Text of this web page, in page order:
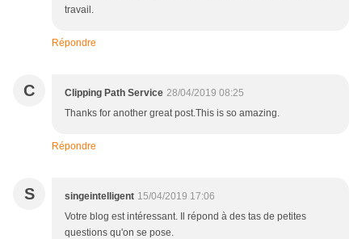
travail.
Répondre
C Clipping Path Service 28/04/2019 08:25
Thanks for another great post.This is so amazing.
Répondre
S singeintelligent 15/04/2019 17:06
Votre blog est intéressant. Il répond à des tas de petites
questions qu'on se pose.